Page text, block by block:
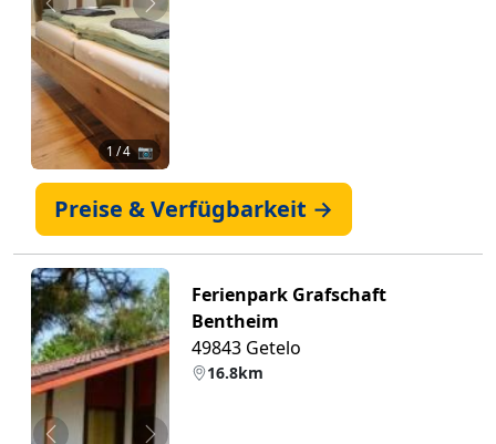
Zurück Weiter
1 / 4 📷
Preise & Verfügbarkeit →
Ferienpark Grafschaft
Bentheim
49843 Getelo
16.8km